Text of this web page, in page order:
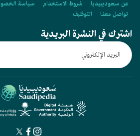
عن سعوديبيديا شروط الاستخدام سياسة
تواصل معنا
التوظيف
اشترك في النشرة البريدية